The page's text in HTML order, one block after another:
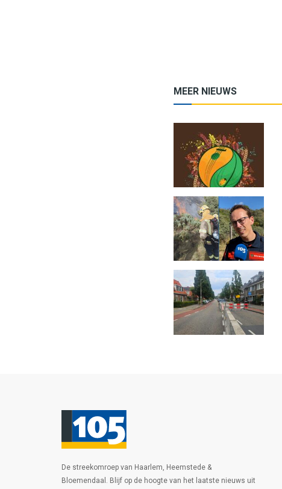
MEER NIEUWS
De streekomroep van Haarlem, Heemstede &
Bloemendaal. Blijf op de hoogte van het laatste nieuws uit